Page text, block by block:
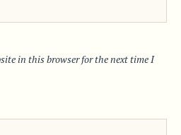
in this browser for the next time I